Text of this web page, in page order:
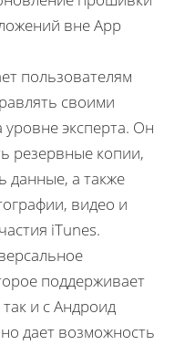
вне App
пользователям
своими
уровне эксперта. Он
резервные копии,
данные, а также
видео и
iTunes.
поддерживает
так и с Андроид
дает возможность